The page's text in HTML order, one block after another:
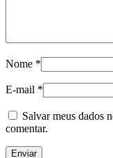
Nome *
E-mail *
Salvar meus dados
comentar.